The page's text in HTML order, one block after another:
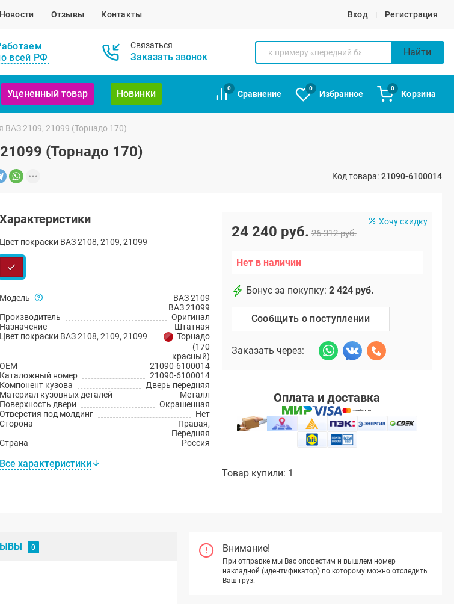
Новости Отзывы Контакты Вход Регистрация
всей РФ
Связаться
Заказать звонок Найти
Уцененный товар Новинки
0
Сравнение
0
Избранное
0
Корзина
ВАЗ 2109, 21099 (Торнадо 170)
(Торнадо 170)
Код товара: 21090-6100014
Характеристики
Цвет покраски ВАЗ 2108, 2109, 21099
Модель
ВАЗ 2109
ВАЗ 21099
Производитель
Оригинал
Назначение
Штатная
Цвет покраски ВАЗ 2108, 2109, 21099
Торнадо
(170
красный)
OEM
21090-6100014
Каталожный номер
21090-6100014
Компонент кузова
Дверь передняя
Материал кузовных деталей
Металл
Поверхность двери
Окрашенная
Отверстия под молдинг
Нет
Сторона
Правая,
Передняя
Страна
Россия
Все характеристики
Хочу скидку
24 240 руб. 26 312 руб.
Нет в наличии
Бонус за покупку: 2 424 руб.
Сообщить о поступлении
Заказать через:
Оплата и доставка
Товар купили: 1
Внимание!
При отправке мы Вас оповестим и вышлем номер
накладной (идентификатор) по которому можно отследить
Ваш груз.